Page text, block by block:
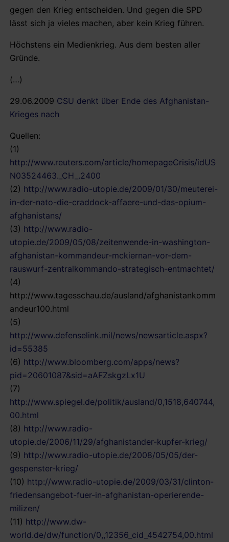
gegen den Krieg entscheiden. Und gegen die SPD
lässt sich ja vieles machen, aber kein Krieg führen.
Höchstens ein Medienkrieg. Aus dem besten aller
Gründe.
(…)
29.06.2009 CSU denkt über Ende des Afghanistan-
Krieges nach
Quellen:
(1)
http://www.reuters.com/article/homepageCrisis/idUS
N03524463._CH_.2400
(2) http://www.radio-utopie.de/2009/01/30/meuterei-
in-der-nato-die-craddock-affaere-und-das-opium-
afghanistans/
(3) http://www.radio-
utopie.de/2009/05/08/zeitenwende-in-washington-
afghanistan-kommandeur-mckiernan-vor-dem-
rauswurf-zentralkommando-strategisch-entmachtet/
(4)
http://www.tagesschau.de/ausland/afghanistankomm
andeur100.html
(5)
http://www.defenselink.mil/news/newsarticle.aspx?
id=55385
(6) http://www.bloomberg.com/apps/news?
pid=20601087&sid=aAFZskgzLx1U
(7)
http://www.spiegel.de/politik/ausland/0,1518,640744,
00.html
(8) http://www.radio-
utopie.de/2006/11/29/afghanistander-kupfer-krieg/
(9) http://www.radio-utopie.de/2008/05/05/der-
gespenster-krieg/
(10) http://www.radio-utopie.de/2009/03/31/clinton-
friedensangebot-fuer-in-afghanistan-operierende-
milizen/
(11) http://www.dw-
world.de/dw/function/0,,12356_cid_4542754,00.html